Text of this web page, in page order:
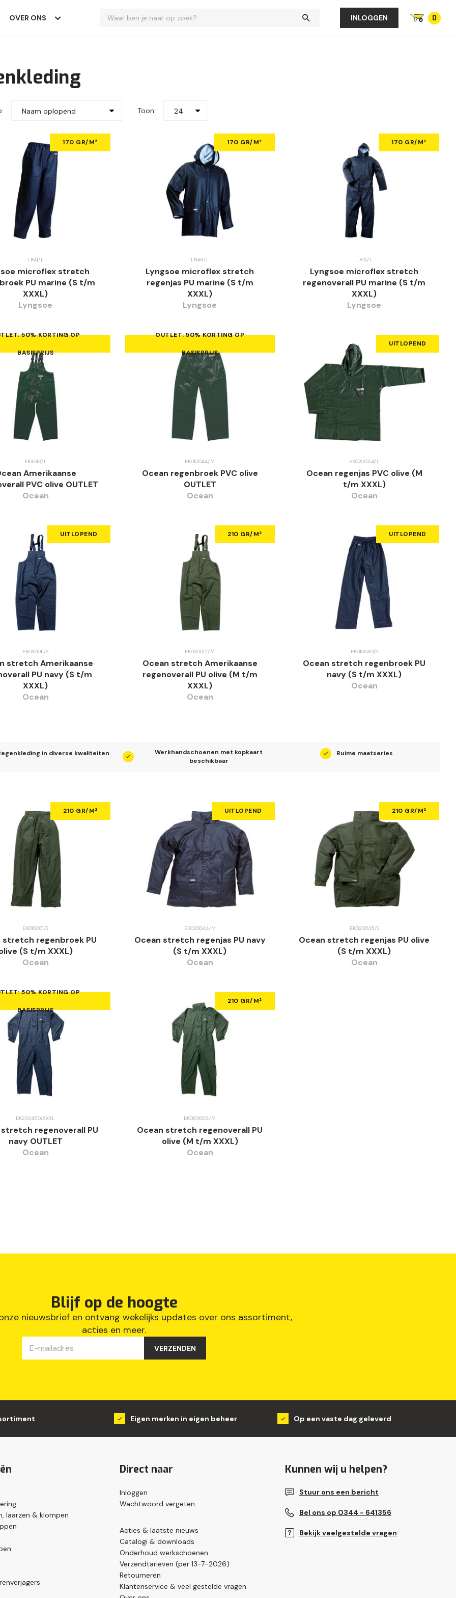
OVER ONS INLOGGEN 0
Naam oplopend Toon: 24
170 GR/M²
LR41/L
microflex stretch
PU marine (S t/m
XXXL)
Lyngsoe
170 GR/M²
LR48/L
Lyngsoe microflex stretch
regenjas PU marine (S t/m
XXXL)
Lyngsoe
170 GR/M²
LR13/L
Lyngsoe microflex stretch
regenoverall PU marine (S t/m
XXXL)
Lyngsoe
50% KORTING OP
BASISPRIJS
EK3013/L
Amerikaanse
PVC olive OUTLET
Ocean
OUTLET: 50% KORTING OP
BASISPRIJS
EK010044/M
Ocean regenbroek PVC olive
OUTLET
Ocean
UITLOPEND
EK020054/L
Ocean regenjas PVC olive (M
t/m XXXL)
Ocean
UITLOPEND
EK030011/S
stretch Amerikaanse
PU navy (S t/m
XXXL)
Ocean
210 GR/M²
EK030012/M
Ocean stretch Amerikaanse
regenoverall PU olive (M t/m
XXXL)
Ocean
UITLOPEND
EK010030/S
Ocean stretch regenbroek PU
navy (S t/m XXXL)
Ocean
210 GR/M²
EK010001/S
stretch regenbroek PU
(S t/m XXXL)
Ocean
UITLOPEND
EK020044/M
Ocean stretch regenjas PU navy
(S t/m XXXL)
Ocean
210 GR/M²
EK020045/S
Ocean stretch regenjas PU olive
(S t/m XXXL)
Ocean
50% KORTING OP
BASISPRIJS
EK203450/XXXL
stretch regenoverall PU
navy OUTLET
Ocean
210 GR/M²
EK060005/M
Ocean stretch regenoverall PU
olive (M t/m XXXL)
Ocean
in diverse kwaliteiten
Werkhandschoenen met kopkaart
beschikbaar
Ruime maatseries
Blijf op de hoogte
nieuwsbrief en ontvang wekelijks updates over ons assortiment,
acties en meer.
VERZENDEN
Eigen merken in eigen beheer Op een vaste dag geleverd
laarzen & klompen
Direct naar
Inloggen
Wachtwoord vergeten
Acties & laatste nieuws
Catalogi & downloads
Onderhoud werkschoenen
Verzendtarieven (per 13-7-2026)
Retourneren
Klantenservice & veel gestelde vragen
Kunnen wij u helpen?
Stuur ons een bericht
Bel ons op 0344 - 641356
Bekijk veelgestelde vragen